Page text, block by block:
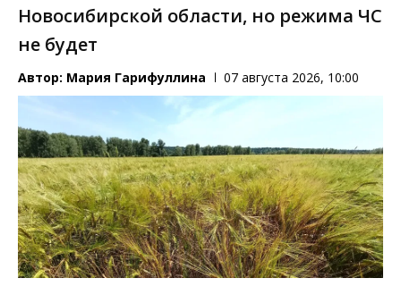
Новосибирской области, но режима ЧС
не будет
Автор: Мария Гарифуллина 07 августа 2026, 10:00